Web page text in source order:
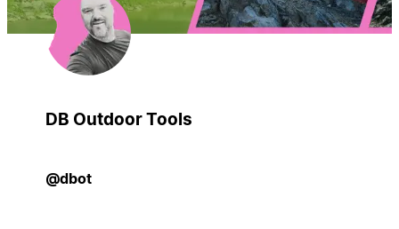
DB Outdoor Tools
@dbot